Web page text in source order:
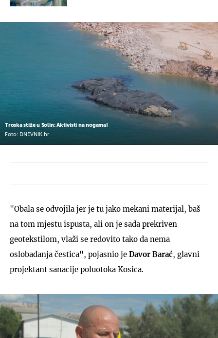
Troska stiže u Solin: Aktivisti na nogama!
Foto: DNEVNIK.hr
"Obala se odvojila jer je tu jako mekani materijal, baš
na tom mjestu ispusta, ali on je sada prekriven
geotekstilom, vlaži se redovito tako da nema
oslobađanja čestica", pojasnio je Davor Barać, glavni
projektant sanacije poluotoka Kosica.